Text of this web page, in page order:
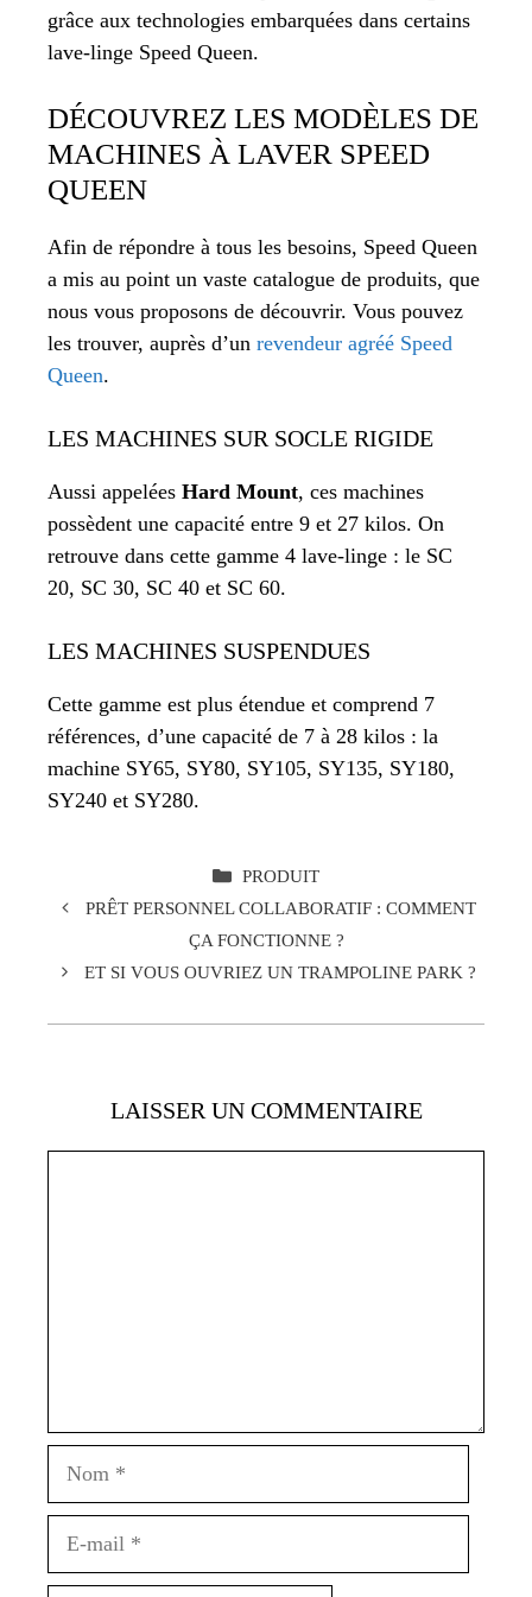
grâce aux technologies embarquées dans certains
lave-linge Speed Queen.
DÉCOUVREZ LES MODÈLES DE
MACHINES À LAVER SPEED
QUEEN
Afin de répondre à tous les besoins, Speed Queen
a mis au point un vaste catalogue de produits, que
nous vous proposons de découvrir. Vous pouvez
les trouver, auprès d’un revendeur agréé Speed
Queen.
LES MACHINES SUR SOCLE RIGIDE
Aussi appelées Hard Mount, ces machines
possèdent une capacité entre 9 et 27 kilos. On
retrouve dans cette gamme 4 lave-linge : le SC
20, SC 30, SC 40 et SC 60.
LES MACHINES SUSPENDUES
Cette gamme est plus étendue et comprend 7
références, d’une capacité de 7 à 28 kilos : la
machine SY65, SY80, SY105, SY135, SY180,
SY240 et SY280.
CATÉGORIES
PRODUIT
PRÊT PERSONNEL COLLABORATIF : COMMENT
ÇA FONCTIONNE ?
ET SI VOUS OUVRIEZ UN TRAMPOLINE PARK ?
LAISSER UN COMMENTAIRE